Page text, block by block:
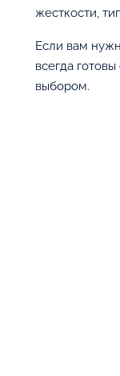
жесткости,
Если вам
всегда
выбором.